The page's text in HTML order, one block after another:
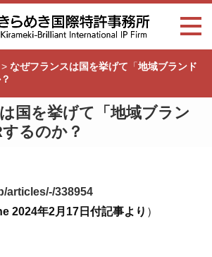
なぜフランスは国を挙げて 「 地域ブランド
国を挙げて 「地域ブラン
るのか？
articles/-/338954
2024年2月17日付記事より ）